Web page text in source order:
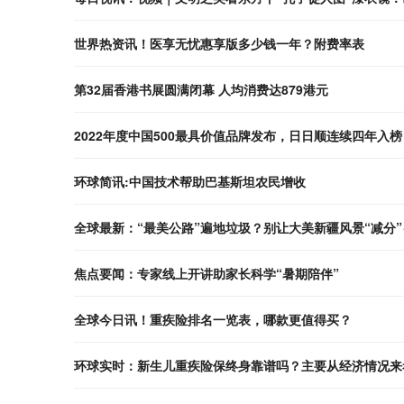
世界热资讯！医享无忧惠享版多少钱一年？附费率表
第32届香港书展圆满闭幕 人均消费达879港元
2022年度中国500最具价值品牌发布，日日顺连续四年入榜
环球简讯:中国技术帮助巴基斯坦农民增收
全球最新：“最美公路”遍地垃圾？别让大美新疆风景“减分
焦点要闻：专家线上开讲助家长科学“暑期陪伴”
全球今日讯！重疾险排名一览表，哪款更值得买？
环球实时：新生儿重疾险保终身靠谱吗？主要从经济情况